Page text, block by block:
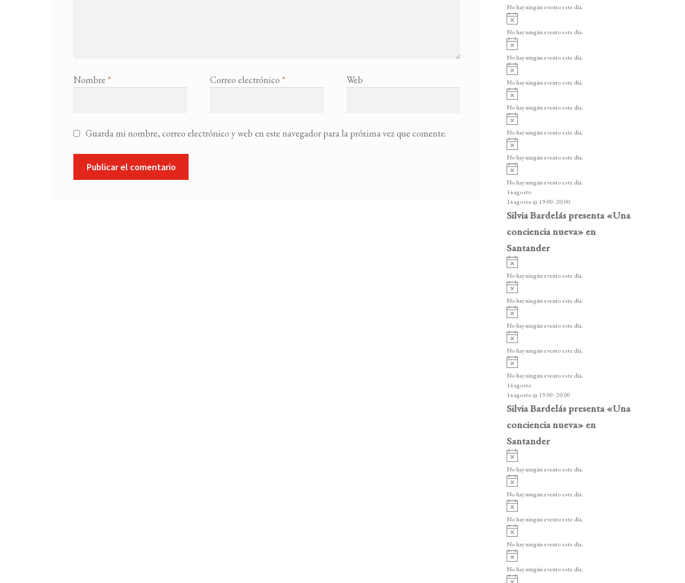
Nombre * Correo electrónico * Web
Guarda mi nombre, correo electrónico y web en este navegador para la próxima vez que comente.
e
n
t
o
s
o
i
o
No hay ningún evento este día.
v
i
o
No hay ningún evento este día.
A
v
i
o
No hay ningún evento este día.
A
v
i
o
No hay ningún evento este día.
v
i
o
No hay ningún evento este día.
v
i
o
No hay ningún evento este día.
v
i
o
No hay ningún evento este día.
v
i
s
o
No hay ningún evento este día.
14 agosto
14 agosto @ 19:00-20:00
Silvia Bardelás presenta «Una
conciencia nueva» en
Santander
v
i
o
No hay ningún evento este día.
v
i
o
No hay ningún evento este día.
v
i
o
No hay ningún evento este día.
v
i
o
No hay ningún evento este día.
v
i
s
o
No hay ningún evento este día.
14 agosto
14 agosto @ 19:00-20:00
Silvia Bardelás presenta «Una
conciencia nueva» en
Santander
A
v
i
o
No hay ningún evento este día.
A
v
i
o
No hay ningún evento este día.
v
i
o
No hay ningún evento este día.
v
i
o
No hay ningún evento este día.
v
i
No hay ningún evento este día.